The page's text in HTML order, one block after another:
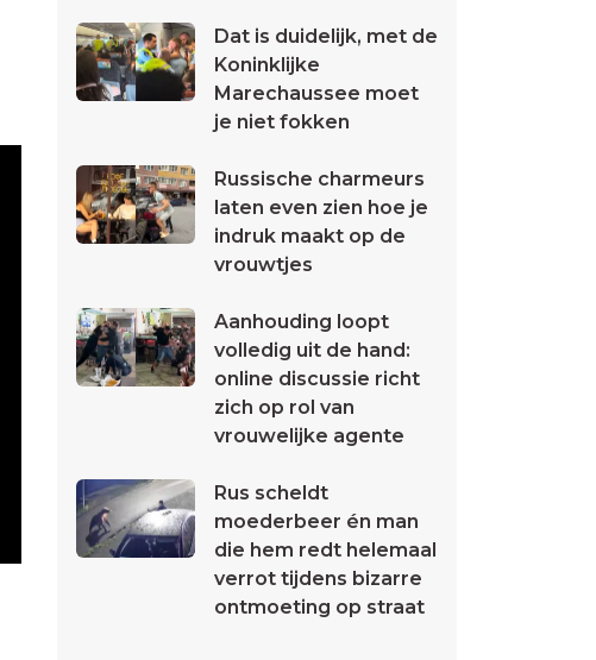
Dat is duidelijk, met de
Koninklijke
Marechaussee moet
je niet fokken
Russische charmeurs
laten even zien hoe je
indruk maakt op de
vrouwtjes
Aanhouding loopt
volledig uit de hand:
online discussie richt
zich op rol van
vrouwelijke agente
Rus scheldt
moederbeer én man
die hem redt helemaal
verrot tijdens bizarre
ontmoeting op straat